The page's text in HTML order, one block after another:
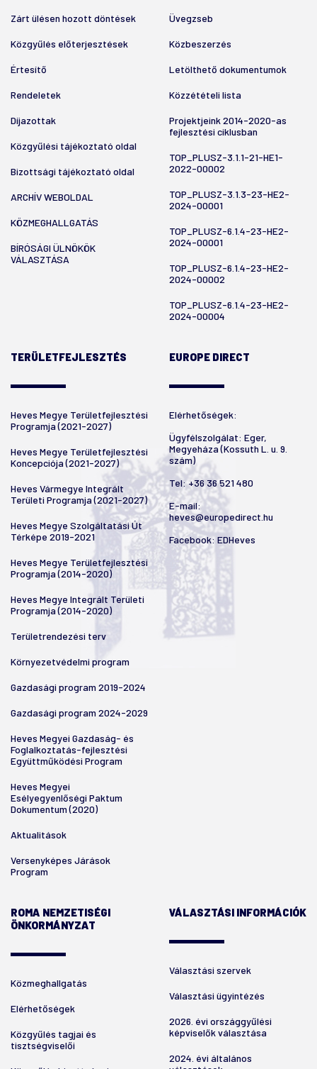
Zárt ülésen hozott döntések
Közgyűlés előterjesztések
Értesítő
Rendeletek
Díjazottak
Közgyűlési tájékoztató oldal
Bizottsági tájékoztató oldal
ARCHÍV WEBOLDAL
KÖZMEGHALLGATÁS
BÍRÓSÁGI ÜLNÖKÖK
VÁLASZTÁSA
Üvegzseb
Közbeszerzés
Letölthető dokumentumok
Közzétételi lista
Projektjeink 2014-2020-as
fejlesztési ciklusban
TOP_PLUSZ-3.1.1-21-HE1-
2022-00002
TOP_PLUSZ-3.1.3-23-HE2-
2024-00001
TOP_PLUSZ-6.1.4-23-HE2-
2024-00001
TOP_PLUSZ-6.1.4-23-HE2-
2024-00002
TOP_PLUSZ-6.1.4-23-HE2-
2024-00004
TERÜLETFEJLESZTÉS
Heves Megye Területfejlesztési
Programja (2021-2027)
Heves Megye Területfejlesztési
Koncepciója (2021-2027)
Heves Vármegye Integrált
Területi Programja (2021-2027)
Heves Megye Szolgáltatási Út
Térképe 2019-2021
Heves Megye Területfejlesztési
Programja (2014-2020)
Heves Megye Integrált Területi
Programja (2014-2020)
Területrendezési terv
Környezetvédelmi program
Gazdasági program 2019-2024
Gazdasági program 2024-2029
Heves Megyei Gazdaság- és
Foglalkoztatás-fejlesztési
Együttműködési Program
Heves Megyei
Esélyegyenlőségi Paktum
Dokumentum (2020)
Aktualitások
Versenyképes Járások
Program
EUROPE DIRECT
Elérhetőségek:
Ügyfélszolgálat: Eger,
Megyeháza (Kossuth L. u. 9.
szám)
Tel:+36 36 521 480
E-mail:
heves@europedirect.hu
Facebook: EDHeves
ROMA NEMZETISÉGI
ÖNKORMÁNYZAT
Közmeghallgatás
Elérhetőségek
Közgyűlés tagjai és
tisztségviselői
VÁLASZTÁSI INFORMÁCIÓK
Választási szervek
Választási ügyintézés
2026. évi országgyűlési
képviselők választása
2024. évi általános